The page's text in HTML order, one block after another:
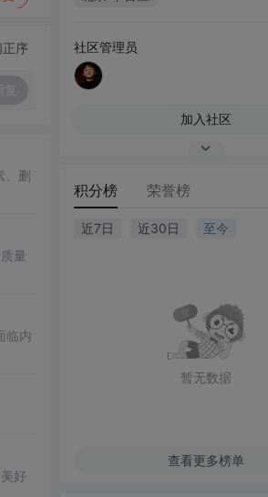
序
、删
量
临内
好
社区管理员
加入社区
积分榜 荣誉榜
近7日 近30日 至今
暂无数据
查看更多榜单